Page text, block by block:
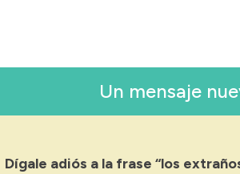
Un mensaje
Dígale adiós a la frase “los